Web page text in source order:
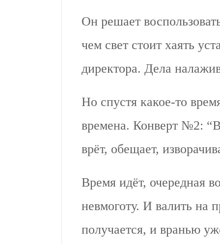
Он решает
чем свет стоит хаять
директора. Дела
Но спустя какое-то
времена. Конверт №2:
врёт, обещает,
Время идёт, очередная
невмоготу. И валить на
получается, и вранью